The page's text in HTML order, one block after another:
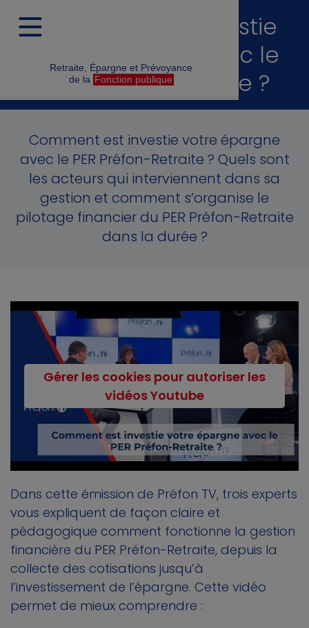
Retraite, Épargne et Prévoyance
de la Fonction publique
Comment est investie
votre épargne avec le
PER Préfon-Retraite ?
Comment est investie votre épargne
avec le PER Préfon-Retraite ? Quels sont
les acteurs qui interviennent dans sa
gestion et comment s’organise le
pilotage financier du PER Préfon-Retraite
dans la durée ?
Gérer les cookies pour autoriser les
vidéos Youtube
Dans cette émission de Préfon TV, trois experts
vous expliquent de façon claire et
pédagogique comment fonctionne la gestion
financière du PER Préfon-Retraite, depuis la
collecte des cotisations jusqu’à
l’investissement de l’épargne. Cette vidéo
permet de mieux comprendre :